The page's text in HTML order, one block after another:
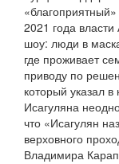
2021 года
шоу: люди в
где проживает
приводу по
который указал
Исагуляна
что «Исагулян
верховного
Владимира